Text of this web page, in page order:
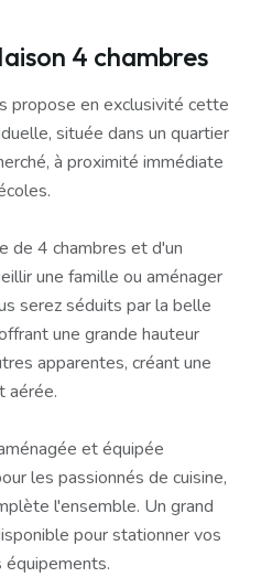
4 chambres
propose en exclusivité cette
située dans un quartier
à proximité immédiate
de 4 chambres et d'un
une famille ou aménager
serez séduits par la belle
une grande hauteur
apparentes, créant une
aérée.
et équipée
les passionnés de cuisine,
l'ensemble. Un grand
pour stationner vos